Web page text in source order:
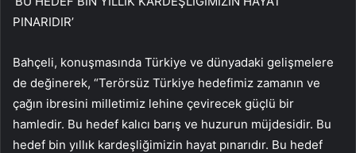
PINARIDIR’
Bahçeli, konuşmasında Türkiye ve dünyadaki gelişmelere
de değinerek, “Terörsüz Türkiye hedefimiz zamanın ve
çağın ibresini milletimiz lehine çevirecek güçlü bir
hamledir. Bu hedef kalıcı barış ve huzurun müjdesidir. Bu
hedef bin yıllık kardeşliğimizin hayat pınarıdır. Bu hedef